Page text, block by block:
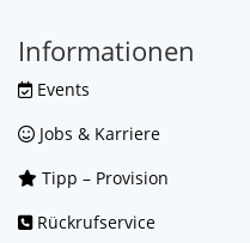
Informationen
Events
Jobs & Karriere
Tipp – Provision
Rückrufservice